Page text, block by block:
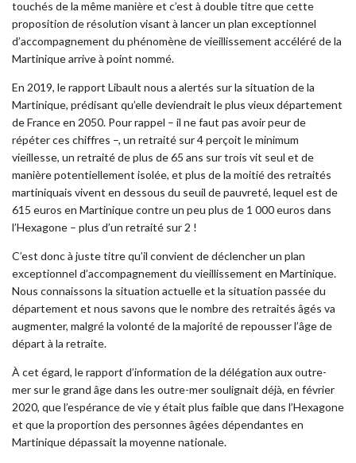
touchés de la même manière et c’est à double titre que cette
proposition de résolution visant à lancer un plan exceptionnel
d’accompagnement du phénomène de vieillissement accéléré de la
Martinique arrive à point nommé.
En 2019, le rapport Libault nous a alertés sur la situation de la
Martinique, prédisant qu’elle deviendrait le plus vieux département
de France en 2050. Pour rappel – il ne faut pas avoir peur de
répéter ces chiffres –, un retraité sur 4 perçoit le minimum
vieillesse, un retraité de plus de 65 ans sur trois vit seul et de
manière potentiellement isolée, et plus de la moitié des retraités
martiniquais vivent en dessous du seuil de pauvreté, lequel est de
615 euros en Martinique contre un peu plus de 1 000 euros dans
l’Hexagone – plus d’un retraité sur 2 !
C’est donc à juste titre qu’il convient de déclencher un plan
exceptionnel d’accompagnement du vieillissement en Martinique.
Nous connaissons la situation actuelle et la situation passée du
département et nous savons que le nombre des retraités âgés va
augmenter, malgré la volonté de la majorité de repousser l’âge de
départ à la retraite.
À cet égard, le rapport d’information de la délégation aux outre-
mer sur le grand âge dans les outre-mer soulignait déjà, en février
2020, que l’espérance de vie y était plus faible que dans l’Hexagone
et que la proportion des personnes âgées dépendantes en
Martinique dépassait la moyenne nationale.